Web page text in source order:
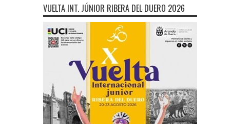
VUELTA INT. JÚNIOR RIBERA DEL DUERO 2026